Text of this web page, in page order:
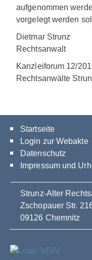
aufgenommen
vorgelegt werden
Dietmar Strunz
Rechtsanwalt
Kanzleiforum 12/
Rechtsanwälte
Startseite
Login zur Webakte
Datenschutz
Impressum und
Strunz-Alter
Zschopauer Str.
09126 Chemnitz